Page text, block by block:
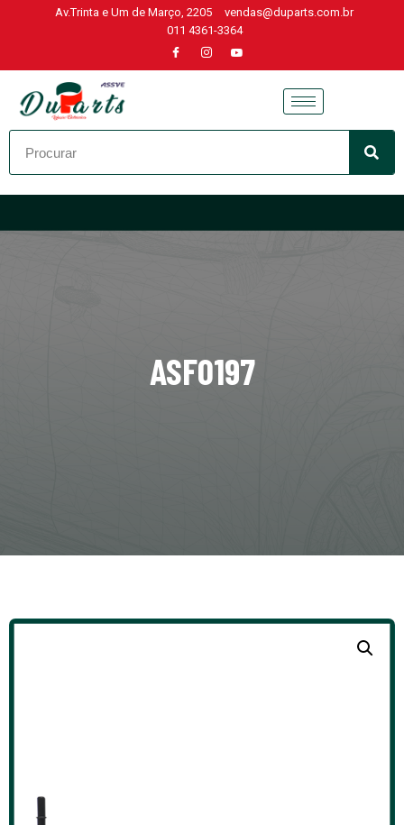
to
content
Av.Trinta e Um de Março, 2205
vendas@duparts.com.br
011 4361-3364
ASF0197